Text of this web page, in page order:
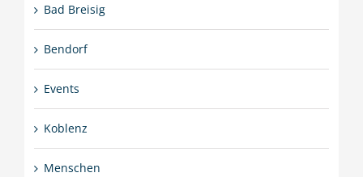
Bad Breisig
Bendorf
Events
Koblenz
Menschen